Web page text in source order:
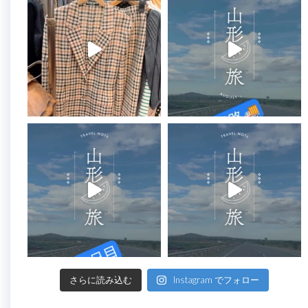
さらに読み込む Instagram でフォロー